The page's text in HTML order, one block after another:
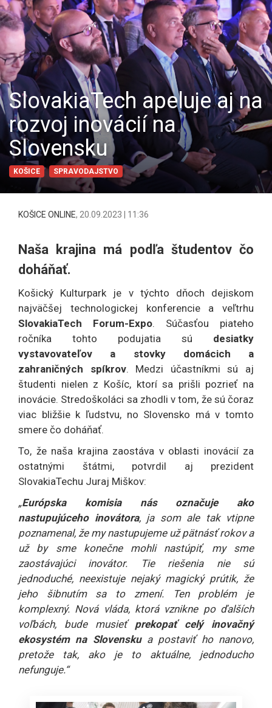
SlovakiaTech apeluje aj na
rozvoj inovácií na
Slovensku
KOŠICE SPRAVODAJSTVO
KOŠICE ONLINE, 20.09.2023 | 11:36
Naša krajina má podľa študentov čo
doháňať.
Košický Kulturpark je v týchto dňoch dejiskom
najväčšej technologickej konferencie a veľtrhu
SlovakiaTech Forum-Expo. Súčasťou piateho
ročníka tohto podujatia sú desiatky
vystavovateľov a stovky domácich a
zahraničných spíkrov. Medzi účastníkmi sú aj
študenti nielen z Košíc, ktorí sa prišli pozrieť na
inovácie. Stredoškoláci sa zhodli v tom, že sú čoraz
viac bližšie k ľudstvu, no Slovensko má v tomto
smere čo doháňať.
To, že naša krajina zaostáva v oblasti inovácií za
ostatnými štátmi, potvrdil aj prezident
SlovakiaTechu Juraj Miškov:
„Európska komisia nás označuje ako
nastupujúceho inovátora, ja som ale tak vtipne
poznamenal, že my nastupujeme už pätnásť rokov a
už by sme konečne mohli nastúpiť, my sme
zaostávajúci inovátor. Tie riešenia nie sú
jednoduché, neexistuje nejaký magický prútik, že
jeho šibnutím sa to zmení. Ten problém je
komplexný. Nová vláda, ktorá vznikne po ďalších
voľbách, bude musieť prekopať celý inovačný
ekosystém na Slovenskua postaviť ho nanovo,
pretože tak, ako je to aktuálne, jednoducho
nefunguje.“